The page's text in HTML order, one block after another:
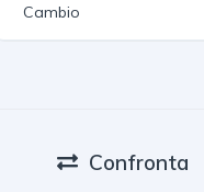
Confronta